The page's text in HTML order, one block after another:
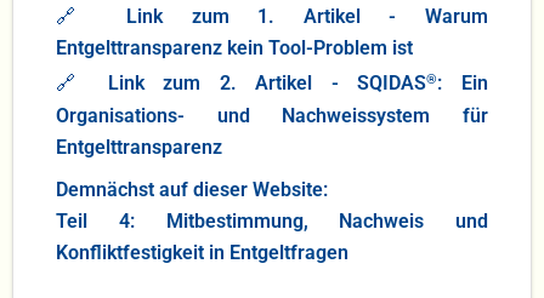
🔗
Link zum 1. Artikel - Warum
Entgelttransparenz kein Tool-Problem ist
🔗
Link zum 2. Artikel - SQIDAS®: Ein
Organisations- und Nachweissystem für
Entgelttransparenz
Demnächst auf dieser Website:
Teil 4: Mitbestimmung, Nachweis und
Konfliktfestigkeit in Entgeltfragen